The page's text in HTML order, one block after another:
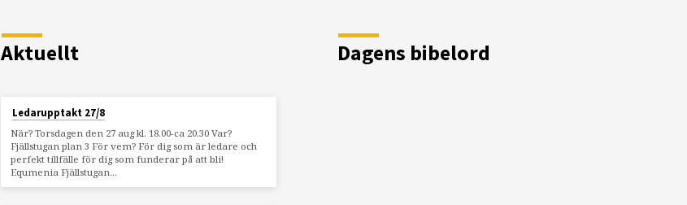
Aktuellt
Ledarupptakt 27/8
När? Torsdagen den 27 aug kl. 18.00-ca 20.30 Var?
Fjällstugan plan 3 För vem? För dig som är ledare och
perfekt tillfälle för dig som funderar på att bli!
Equmenia Fjällstugan…
Dagens bibelord